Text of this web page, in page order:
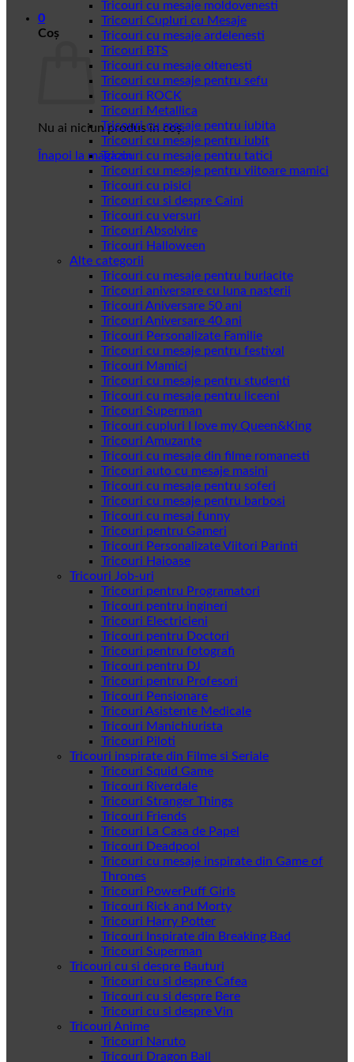
0
Coș
Nu ai niciun produs în coș.
Înapoi la magazin
Tricouri cu mesaje moldovenesti
Tricouri Cupluri cu Mesaje
Tricouri cu mesaje ardelenesti
Tricouri BTS
Tricouri cu mesaje oltenesti
Tricouri cu mesaje pentru sefu
Tricouri ROCK
Tricouri Metallica
Tricouri cu mesaje pentru iubita
Tricouri cu mesaje pentru iubit
Tricouri cu mesaje pentru tatici
Tricouri cu mesaje pentru viitoare mamici
Tricouri cu pisici
Tricouri cu si despre Caini
Tricouri cu versuri
Tricouri Absolvire
Tricouri Halloween
Alte categorii
Tricouri cu mesaje pentru burlacite
Tricouri aniversare cu luna nasterii
Tricouri Aniversare 50 ani
Tricouri Aniversare 40 ani
Tricouri Personalizate Familie
Tricouri cu mesaje pentru festival
Tricouri Mamici
Tricouri cu mesaje pentru studenti
Tricouri cu mesaje pentru liceeni
Tricouri Superman
Tricouri cupluri I love my Queen&King
Tricouri Amuzante
Tricouri cu mesaje din filme romanesti
Tricouri auto cu mesaje masini
Tricouri cu mesaje pentru soferi
Tricouri cu mesaje pentru barbosi
Tricouri cu mesaj funny
Tricouri pentru Gameri
Tricouri Personalizate Viitori Parinti
Tricouri Haioase
Tricouri Job-uri
Tricouri pentru Programatori
Tricouri pentru ingineri
Tricouri Electricieni
Tricouri pentru Doctori
Tricouri pentru fotografi
Tricouri pentru DJ
Tricouri pentru Profesori
Tricouri Pensionare
Tricouri Asistente Medicale
Tricouri Manichiurista
Tricouri Piloti
Tricouri inspirate din Filme si Seriale
Tricouri Squid Game
Tricouri Riverdale
Tricouri Stranger Things
Tricouri Friends
Tricouri La Casa de Papel
Tricouri Deadpool
Tricouri cu mesaje inspirate din Game of
Thrones
Tricouri PowerPuff Girls
Tricouri Rick and Morty
Tricouri Harry Potter
Tricouri Inspirate din Breaking Bad
Tricouri Superman
Tricouri cu si despre Bauturi
Tricouri cu si despre Cafea
Tricouri cu si despre Bere
Tricouri cu si despre Vin
Tricouri Anime
Tricouri Naruto
Tricouri Dragon Ball